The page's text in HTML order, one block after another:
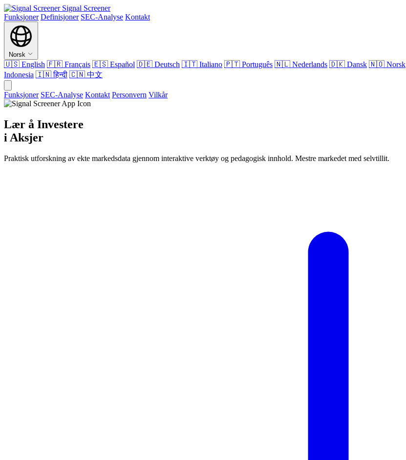
Signal Screener
Funksjoner Definisjoner SEC-Analyse Kontakt
Norsk
🇺🇸 English 🇫🇷 Français 🇪🇸 Español 🇩🇪 Deutsch 🇮🇹 Italiano 🇵🇹 Português 🇳🇱 Nederlands 🇩🇰 Dansk 🇳🇴 Norsk
Indonesia 🇮🇳हिन्दी 🇨🇳 中文
Funksjoner SEC-Analyse Kontakt Personvern Vilkår
Lær å Investere
i Aksjer
Praktisk utforskning av ekte markedsdata gjennom interaktive verktøy og pedagogisk innhold. Mestre markedet med selvtillit.